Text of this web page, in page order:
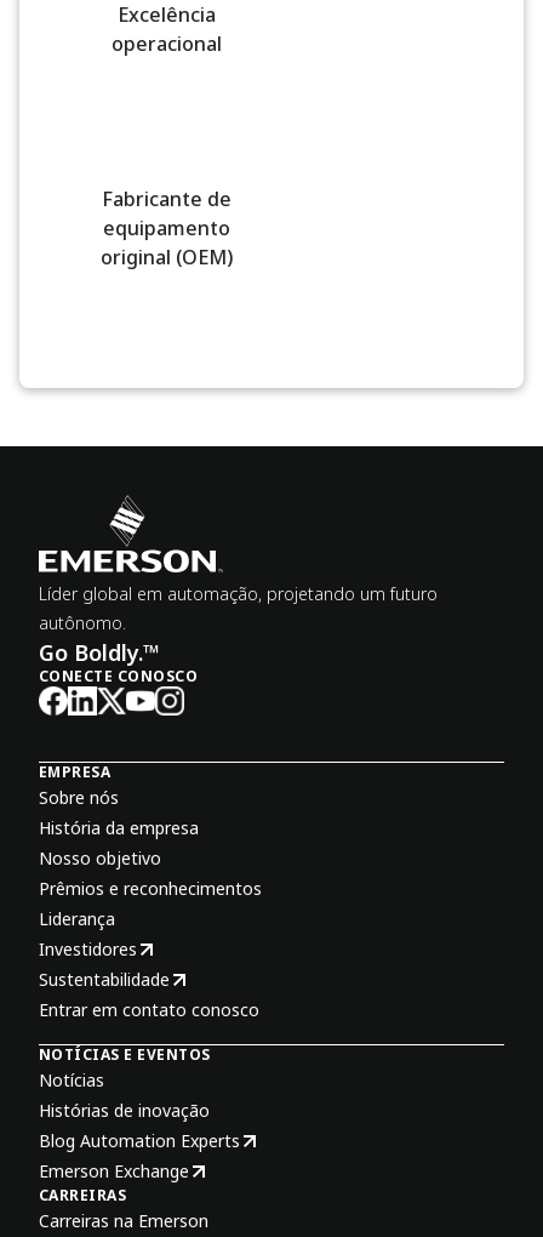
Excelência
operacional
Fabricante de
equipamento
original (OEM)
Líder global em automação, projetando um futuro
autônomo.
Go Boldly.™
CONECTE CONOSCO
EMPRESA
Sobre nós
História da empresa
Nosso objetivo
Prêmios e reconhecimentos
Liderança
Investidores
Sustentabilidade
Entrar em contato conosco
NOTÍCIAS E EVENTOS
Notícias
Histórias de inovação
Blog Automation Experts
Emerson Exchange
CARREIRAS
Carreiras na Emerson